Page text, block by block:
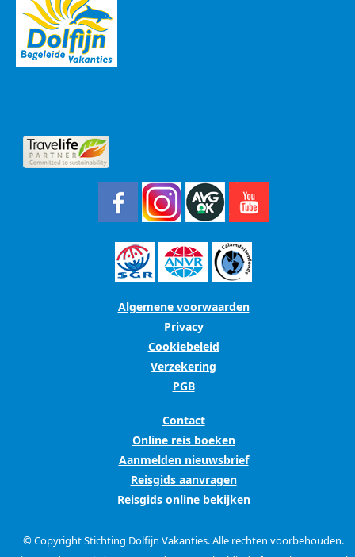
Algemene voorwaarden
Privacy
Cookiebeleid
Verzekering
PGB
Contact
Online reis boeken
Aanmelden nieuwsbrief
Reisgids aanvragen
Reisgids online bekijken
© Copyright Stichting Dolfijn Vakanties. Alle rechten voorbehouden.